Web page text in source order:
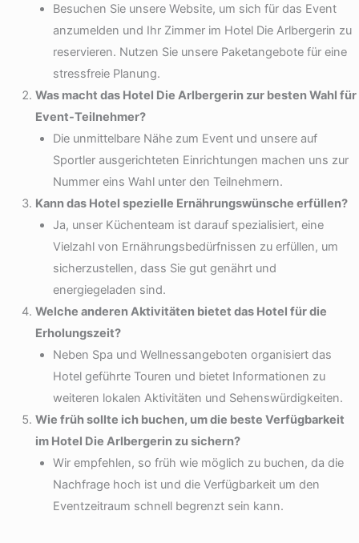
Besuchen Sie unsere Website, um sich für das Event
anzumelden und Ihr Zimmer im Hotel Die Arlbergerin zu
reservieren. Nutzen Sie unsere Paketangebote für eine
stressfreie Planung.
Was macht das Hotel Die Arlbergerin zur besten Wahl für
Event-Teilnehmer?
Die unmittelbare Nähe zum Event und unsere auf
Sportler ausgerichteten Einrichtungen machen uns zur
Nummer eins Wahl unter den Teilnehmern.
Kann das Hotel spezielle Ernährungswünsche erfüllen?
Ja, unser Küchenteam ist darauf spezialisiert, eine
Vielzahl von Ernährungsbedürfnissen zu erfüllen, um
sicherzustellen, dass Sie gut genährt und
energiegeladen sind.
Welche anderen Aktivitäten bietet das Hotel für die
Erholungszeit?
Neben Spa und Wellnessangeboten organisiert das
Hotel geführte Touren und bietet Informationen zu
weiteren lokalen Aktivitäten und Sehenswürdigkeiten.
Wie früh sollte ich buchen, um die beste Verfügbarkeit
im Hotel Die Arlbergerin zu sichern?
Wir empfehlen, so früh wie möglich zu buchen, da die
Nachfrage hoch ist und die Verfügbarkeit um den
Eventzeitraum schnell begrenzt sein kann.